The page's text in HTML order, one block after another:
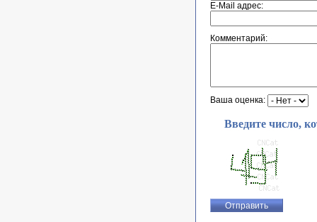
E-Mail адрес:
Комментарий:
Ваша оценка:
Введите число,